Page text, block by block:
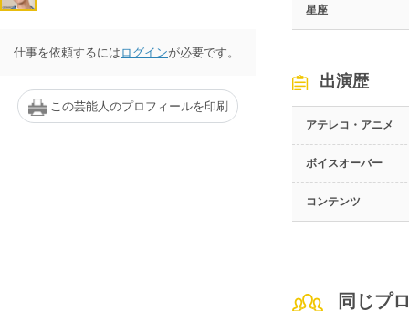
仕事を依頼するには ログインが必要です。
この芸能人のプロフィールを印刷
星座
出演歴
アテレコ・アニメ
ボイスオーバー
コンテンツ
同じプ